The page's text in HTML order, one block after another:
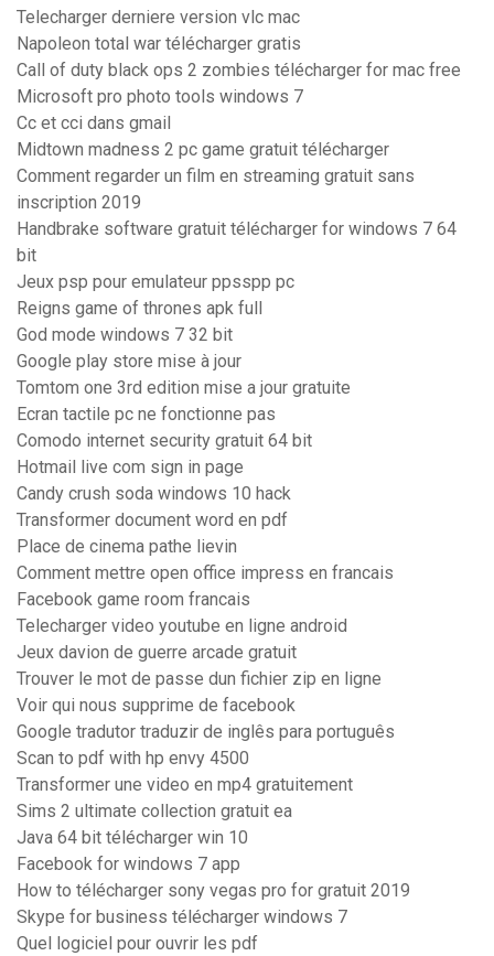
Telecharger derniere version vlc mac
Napoleon total war télécharger gratis
Call of duty black ops 2 zombies télécharger for mac free
Microsoft pro photo tools windows 7
Cc et cci dans gmail
Midtown madness 2 pc game gratuit télécharger
Comment regarder un film en streaming gratuit sans
inscription 2019
Handbrake software gratuit télécharger for windows 7 64
bit
Jeux psp pour emulateur ppsspp pc
Reigns game of thrones apk full
God mode windows 7 32 bit
Google play store mise à jour
Tomtom one 3rd edition mise a jour gratuite
Ecran tactile pc ne fonctionne pas
Comodo internet security gratuit 64 bit
Hotmail live com sign in page
Candy crush soda windows 10 hack
Transformer document word en pdf
Place de cinema pathe lievin
Comment mettre open office impress en francais
Facebook game room francais
Telecharger video youtube en ligne android
Jeux davion de guerre arcade gratuit
Trouver le mot de passe dun fichier zip en ligne
Voir qui nous supprime de facebook
Google tradutor traduzir de inglês para português
Scan to pdf with hp envy 4500
Transformer une video en mp4 gratuitement
Sims 2 ultimate collection gratuit ea
Java 64 bit télécharger win 10
Facebook for windows 7 app
How to télécharger sony vegas pro for gratuit 2019
Skype for business télécharger windows 7
Quel logiciel pour ouvrir les pdf